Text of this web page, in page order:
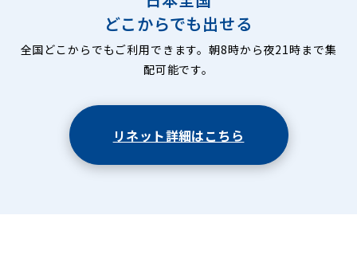
どこからでも出せる
全国どこからでもご利用できます。朝8時から夜21時まで集
配可能です。
リネット詳細はこちら